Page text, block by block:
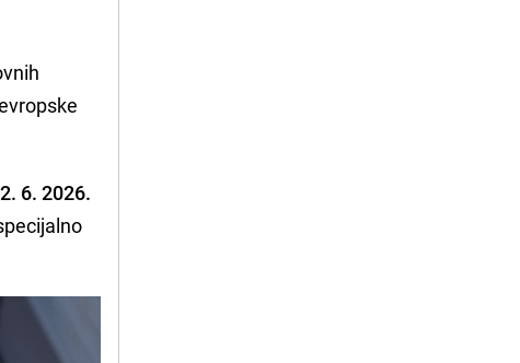
6. 2026.